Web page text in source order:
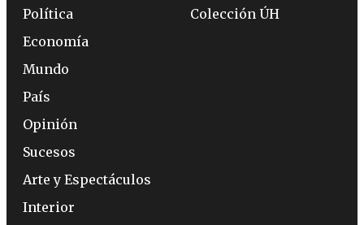
Política
Economía
Mundo
País
Opinión
Sucesos
Arte y Espectáculos
Interior
Colección ÚH